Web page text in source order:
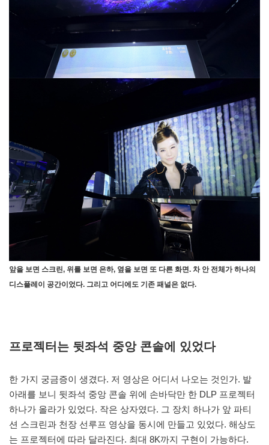
앞을 보면 스크린, 위를 보면 은하, 옆을 보면 또 다른 화면. 차 안 전체가 하나의
디스플레이 공간이었다. 그리고 어디에도 기존 패널은 없다.
프로젝터는 뒷좌석 중앙 콘솔에 있었다
한 가지 궁금증이 생겼다. 저 영상은 어디서 나오는 것인가. 발
아래를 보니 뒷좌석 중앙 콘솔 위에 손바닥만 한 DLP 프로젝터
하나가 올라가 있었다. 작은 상자였다. 그 장치 하나가 앞 파티
션 스크린과 천장 선루프 영상을 동시에 만들고 있었다. 해상도
는 프로젝터에 따라 달라진다. 최대 8K까지 구현이 가능하다.